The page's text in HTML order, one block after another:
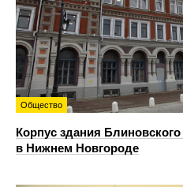
Общество
Корпус здания
в Нижнем Новгороде